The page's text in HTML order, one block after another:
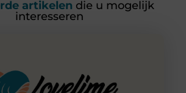
artikelen die u mogelijk
interesseren